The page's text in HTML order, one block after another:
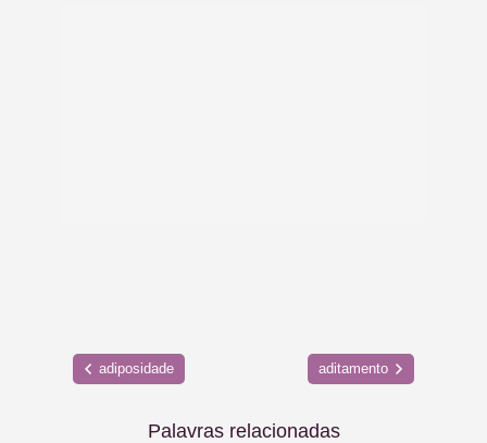
adiposidade aditamento
Palavras relacionadas